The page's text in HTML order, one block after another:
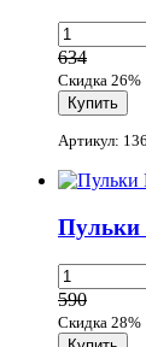
634
Скидка 26%
Артикул:
Пульки
590
Скидка 28%